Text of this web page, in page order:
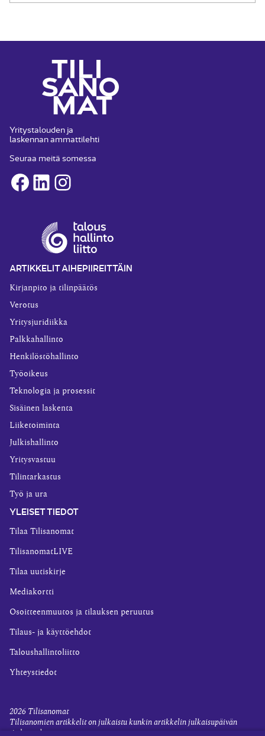
Yritystalouden ja
laskennan ammattilehti
Seuraa meitä somessa
Facebook
LinkedInInstagram
ARTIKKELIT AIHEPIIREITTÄIN
Kirjanpito ja tilinpäätös
Verotus
Yritysjuridiikka
Palkkahallinto
Henkilöstöhallinto
Työoikeus
Teknologia ja prosessit
Sisäinen laskenta
Liiketoiminta
Julkishallinto
Yritysvastuu
Tilintarkastus
Työ ja ura
YLEISET TIEDOT
Tilaa Tilisanomat
TilisanomatLIVE
Tilaa uutiskirje
Mediakortti
Osoitteenmuutos ja tilauksen peruutus
Tilaus- ja käyttöehdot
Taloushallintoliitto
Yhteystiedot
2026 Tilisanomat
Tilisanomien artikkelit on julkaistu kunkin artikkelin julkaisupäivän
tiedon valossa.